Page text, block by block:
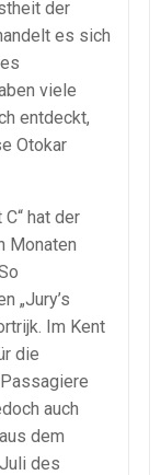
der
es sich
viele
entdeckt,
Otokar
C“ hat der
Monaten
„Jury’s
Im Kent
die
auch
dem
des